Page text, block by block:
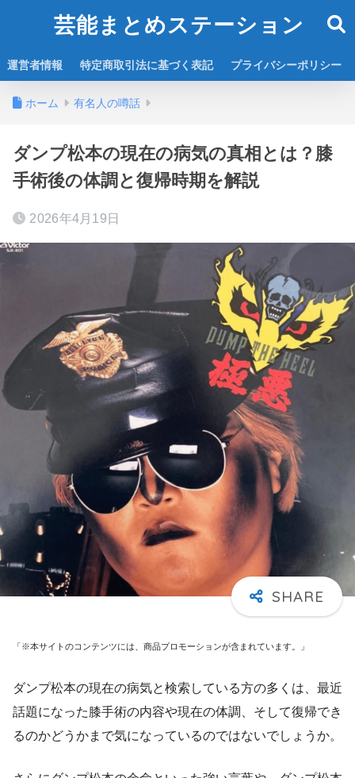
芸能まとめステーション
運営者情報 特定商取引法に基づく表記 プライバシーポリシー
ホーム 有名人の噂話
ダンプ松本の現在の病気の真相とは？膝
手術後の体調と復帰時期を解説
2026年4月19日
「※本サイトのコンテンツには、商品プロモーションが含まれています。」
ダンプ松本の現在の病気と検索している方の多くは、最近
話題になった膝手術の内容や現在の体調、そして復帰でき
るのかどうかまで気になっているのではないでしょうか。